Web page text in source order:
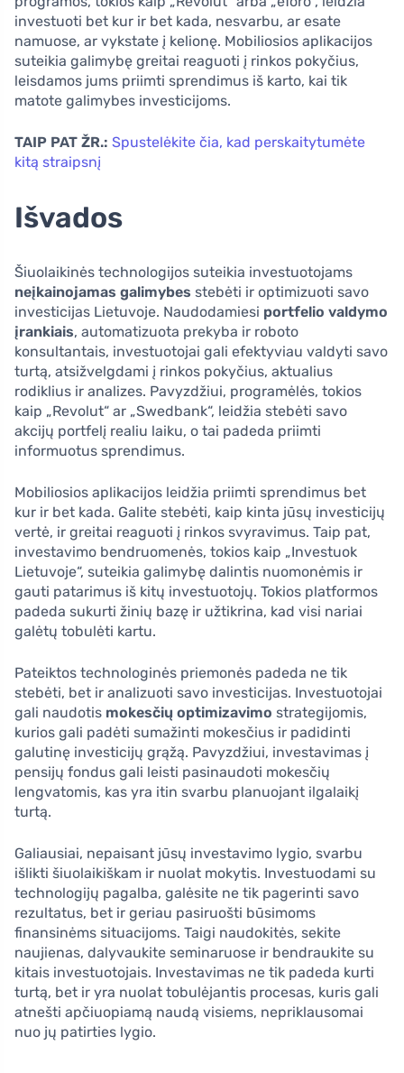
investuoti bet kur ir bet kada, nesvarbu, ar esate
namuose, ar vykstate į kelionę. Mobiliosios aplikacijos
suteikia galimybę greitai reaguoti į rinkos pokyčius,
leisdamos jums priimti sprendimus iš karto, kai tik
matote galimybes investicijoms.
TAIP PAT ŽR.: Spustelėkite čia, kad perskaitytumėte
kitą straipsnį
Išvados
Šiuolaikinės technologijos suteikia investuotojams
neįkainojamas galimybes stebėti ir optimizuoti savo
investicijas Lietuvoje. Naudodamiesi portfelio valdymo
įrankiais, automatizuota prekyba ir roboto
konsultantais, investuotojai gali efektyviau valdyti savo
turtą, atsižvelgdami į rinkos pokyčius, aktualius
rodiklius ir analizes. Pavyzdžiui, programėlės, tokios
kaip „Revolut“ ar „Swedbank“, leidžia stebėti savo
akcijų portfelį realiu laiku, o tai padeda priimti
informuotus sprendimus.
Mobiliosios aplikacijos leidžia priimti sprendimus bet
kur ir bet kada. Galite stebėti, kaip kinta jūsų investicijų
vertė, ir greitai reaguoti į rinkos svyravimus. Taip pat,
investavimo bendruomenės, tokios kaip „Investuok
Lietuvoje“, suteikia galimybę dalintis nuomonėmis ir
gauti patarimus iš kitų investuotojų. Tokios platformos
padeda sukurti žinių bazę ir užtikrina, kad visi nariai
galėtų tobulėti kartu.
Pateiktos technologinės priemonės padeda ne tik
stebėti, bet ir analizuoti savo investicijas. Investuotojai
gali naudotis mokesčių optimizavimo strategijomis,
kurios gali padėti sumažinti mokesčius ir padidinti
galutinę investicijų grąžą. Pavyzdžiui, investavimas į
pensijų fondus gali leisti pasinaudoti mokesčių
lengvatomis, kas yra itin svarbu planuojant ilgalaikį
turtą.
Galiausiai, nepaisant jūsų investavimo lygio, svarbu
išlikti šiuolaikiškam ir nuolat mokytis. Investuodami su
technologijų pagalba, galėsite ne tik pagerinti savo
rezultatus, bet ir geriau pasiruošti būsimoms
finansinėms situacijoms. Taigi naudokitės, sekite
naujienas, dalyvaukite seminaruose ir bendraukite su
kitais investuotojais. Investavimas ne tik padeda kurti
turtą, bet ir yra nuolat tobulėjantis procesas, kuris gali
atnešti apčiuopiamą naudą visiems, nepriklausomai
nuo jų patirties lygio.